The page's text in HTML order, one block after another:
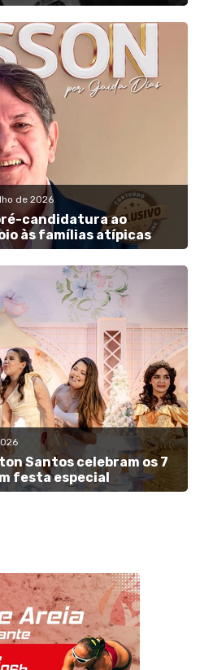
de 2026
candidatura ao
às famílias atípicas
Santos celebram os 7
festa especial